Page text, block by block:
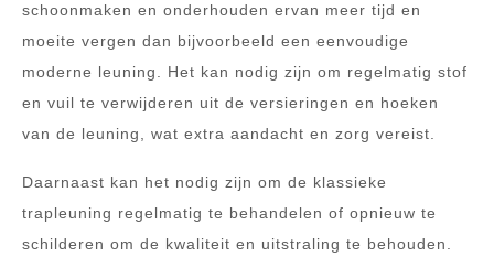
schoonmaken en onderhouden ervan meer tijd en
moeite vergen dan bijvoorbeeld een eenvoudige
moderne leuning. Het kan nodig zijn om regelmatig stof
en vuil te verwijderen uit de versieringen en hoeken
van de leuning, wat extra aandacht en zorg vereist.
Daarnaast kan het nodig zijn om de klassieke
trapleuning regelmatig te behandelen of opnieuw te
schilderen om de kwaliteit en uitstraling te behouden.